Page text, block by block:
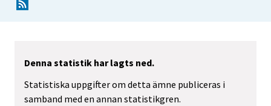
Denna statistik har lagts ned.
Statistiska uppgifter om detta ämne publiceras i
samband med en annan statistikgren.